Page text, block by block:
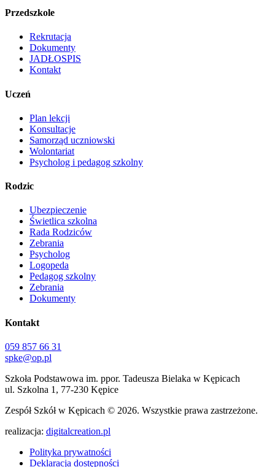
Przedszkole
Rekrutacja
Dokumenty
JADŁOSPIS
Kontakt
Uczeń
Plan lekcji
Konsultacje
Samorząd uczniowski
Wolontariat
Psycholog i pedagog szkolny
Rodzic
Ubezpieczenie
Świetlica szkolna
Rada Rodziców
Zebrania
Psycholog
Logopeda
Pedagog szkolny
Zebrania
Dokumenty
Kontakt
059 857 66 31
spke@op.pl
Szkoła Podstawowa im. ppor. Tadeusza Bielaka w Kępicach
ul. Szkolna 1, 77-230 Kępice
Zespół Szkół w Kępicach © 2026. Wszystkie prawa zastrzeżone.
realizacja: digitalcreation.pl
Polityka prywatności
Deklaracja dostępności